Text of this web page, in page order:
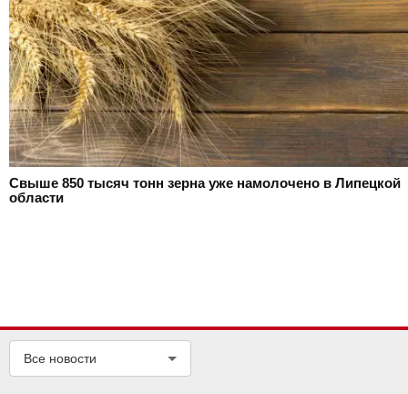
Свыше 850 тысяч тонн зерна уже намолочено в Липецкой
области
Все новости